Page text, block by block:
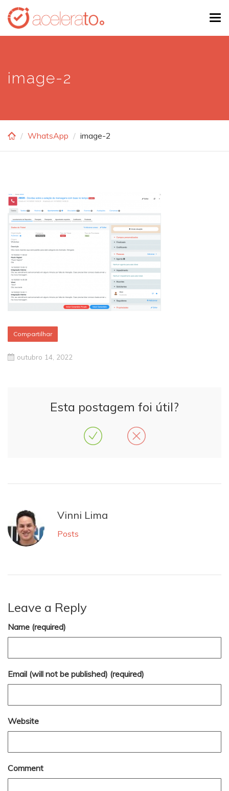
Skip
main
image-2
WhatsApp image-2
Compartilhar
outubro 14, 2022
Esta postagem foi útil?
Vinni Lima
Posts
Leave a Reply
Name (required)
Email (will not be published) (required)
Website
Comment